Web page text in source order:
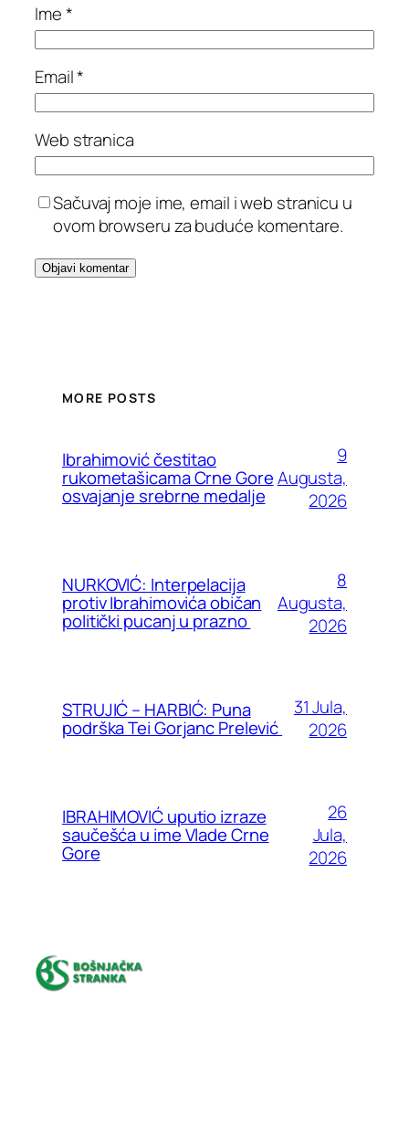
Ime*
Email*
Web stranica
Sačuvaj moje ime, email i web stranicu u
ovom browseru za buduće komentare.
MORE POSTS
Ibrahimović čestitao
rukometašicama Crne Gore
osvajanje srebrne medalje
9
Augusta,
2026
NURKOVIĆ: Interpelacija
protiv Ibrahimovića običan
politički pucanj u prazno
8
Augusta,
2026
STRUJIĆ – HARBIĆ: Puna
podrška Tei Gorjanc Prelević
31 Jula,
2026
IBRAHIMOVIĆ uputio izraze
saučešća u ime Vlade Crne
Gore
26
Jula,
2026